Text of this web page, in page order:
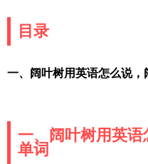
目录
一、阔叶树用英语怎么说，
一、阔叶树用英
单词